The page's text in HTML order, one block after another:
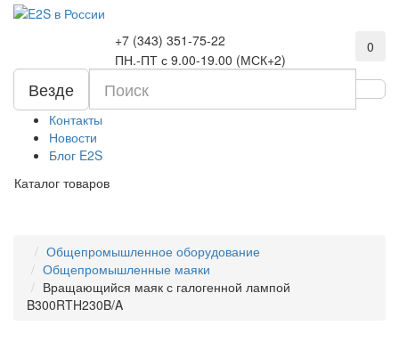
+7 (343) 351-75-22
ПН.-ПТ с 9.00-19.00 (МСК+2)
0
Везде
Контакты
Новости
Блог E2S
Каталог товаров
Общепромышленное оборудование
Общепромышленные маяки
Вращающийся маяк с галогенной лампой
B300RTH230B/A